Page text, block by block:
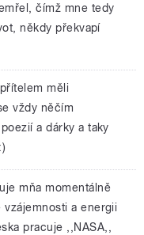
čímž mne tedy
někdy překvapí
měli
vždy něčím
a dárky a taky
mňa momentálně
a energii
pracuje ,,NASA,,